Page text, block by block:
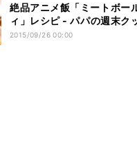
絶品アニメ飯「ミートボー
ィ」レシピ - パパの週末ク
2015/09/26 00:00